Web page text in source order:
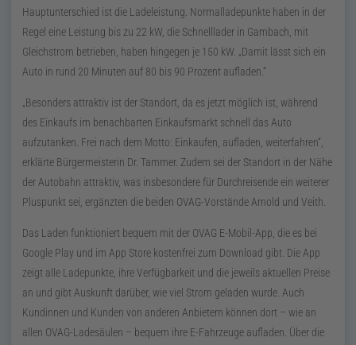
Hauptunterschied ist die Ladeleistung. Normalladepunkte haben in der
Regel eine Leistung bis zu 22 kW, die Schnelllader in Gambach, mit
Gleichstrom betrieben, haben hingegen je 150 kW. „Damit lässt sich ein
Auto in rund 20 Minuten auf 80 bis 90 Prozent aufladen.“
„Besonders attraktiv ist der Standort, da es jetzt möglich ist, während
des Einkaufs im benachbarten Einkaufsmarkt schnell das Auto
aufzutanken. Frei nach dem Motto: Einkaufen, aufladen, weiterfahren“,
erklärte Bürgermeisterin Dr. Tammer. Zudem sei der Standort in der Nähe
der Autobahn attraktiv, was insbesondere für Durchreisende ein weiterer
Pluspunkt sei, ergänzten die beiden OVAG-Vorstände Arnold und Veith.
Das Laden funktioniert bequem mit der OVAG E-Mobil-App, die es bei
Google Play und im App Store kostenfrei zum Download gibt. Die App
zeigt alle Ladepunkte, ihre Verfügbarkeit und die jeweils aktuellen Preise
an und gibt Auskunft darüber, wie viel Strom geladen wurde. Auch
Kundinnen und Kunden von anderen Anbietern können dort – wie an
allen OVAG-Ladesäulen – bequem ihre E-Fahrzeuge aufladen. Über die